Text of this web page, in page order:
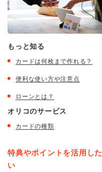
もっと知る
カードは何枚まで作れる？
便利な使い方や注意点
ローンとは？
オリコのサービス
カードの種類
特典やポイントを活用した
い